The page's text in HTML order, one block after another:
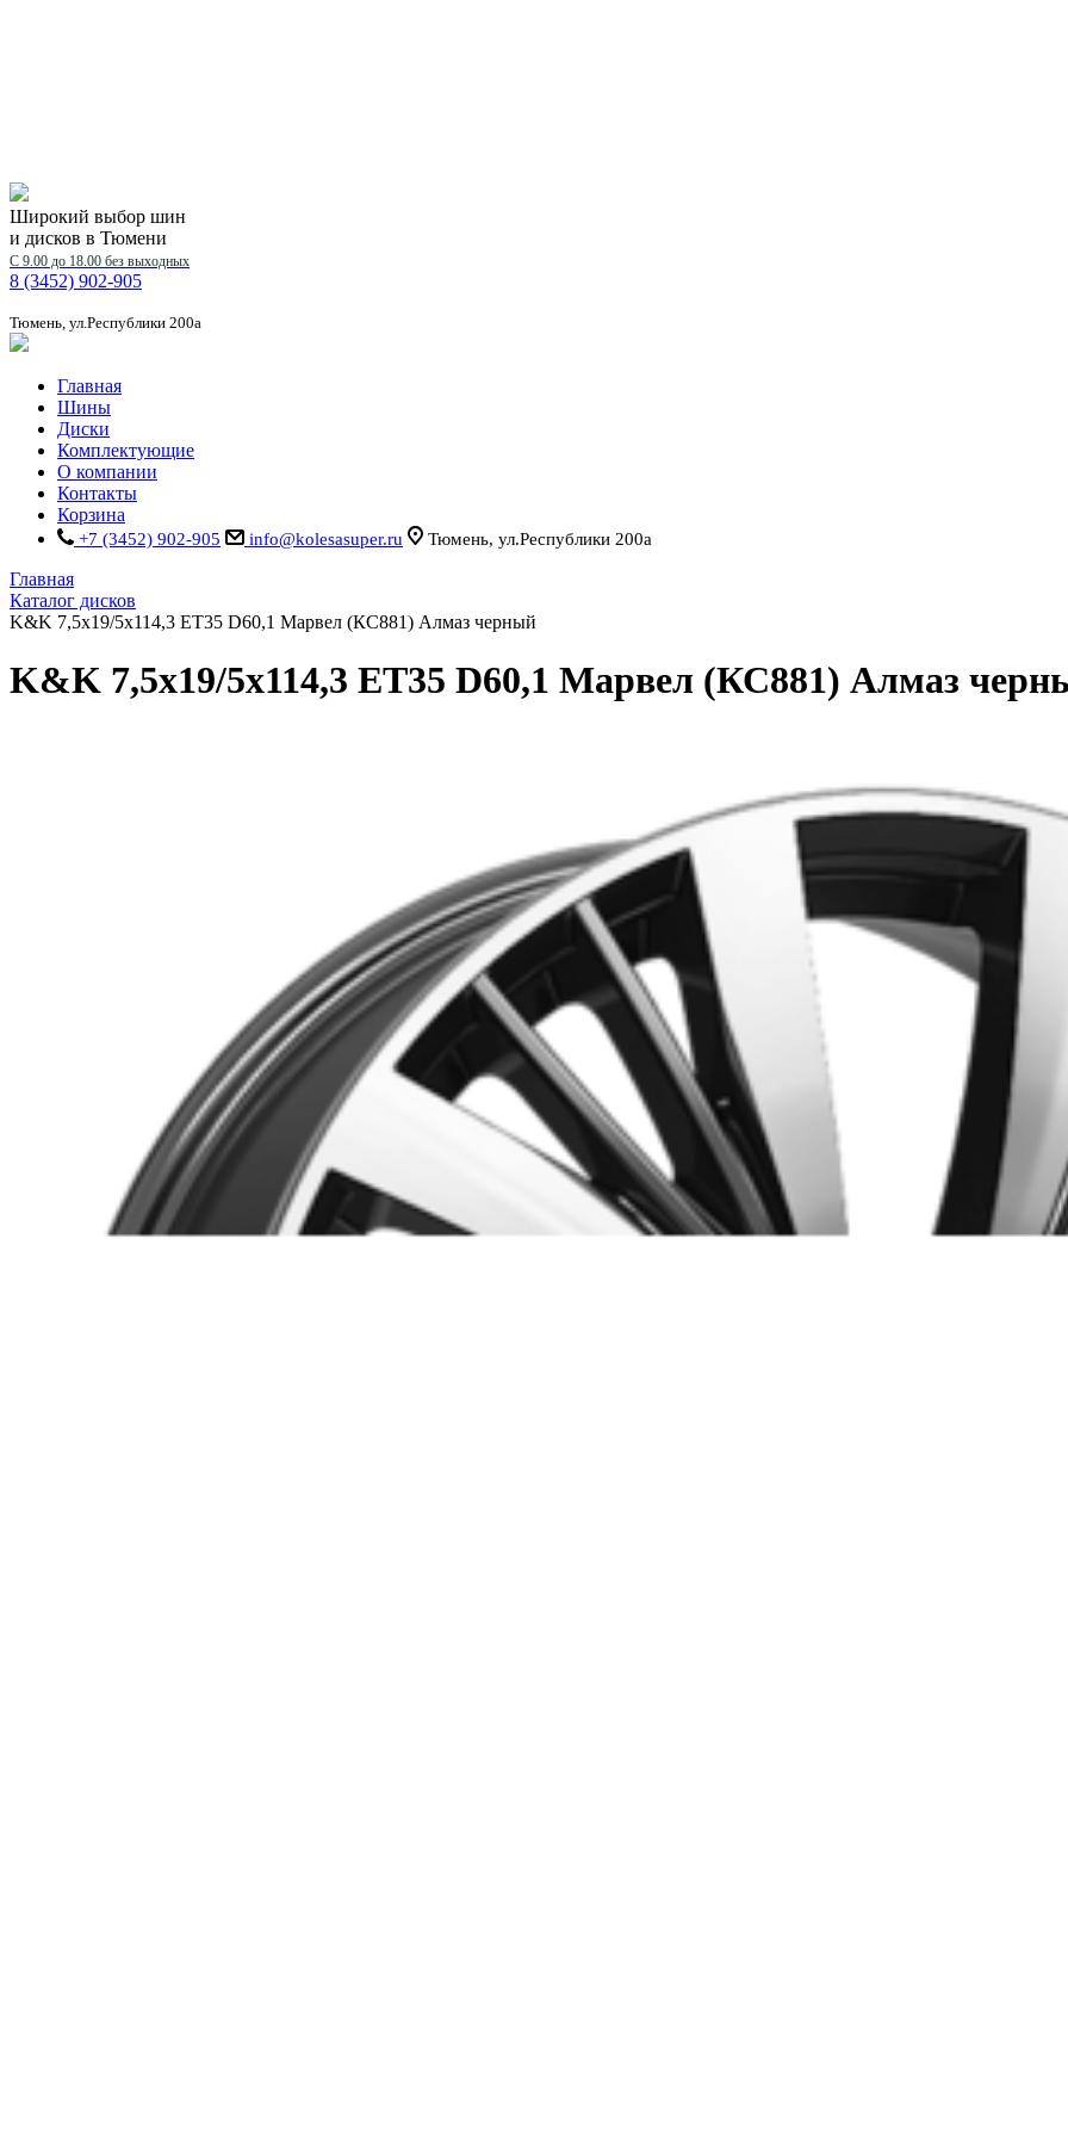
Широкий выбор шин
и дисков в Тюмени
С 9.00 до 18.00 без выходных
8 (3452) 902-905
Тюмень, ул.Республики 200а
Главная
Шины
Диски
Комплектующие
О компании
Контакты
Корзина
+7 (3452) 902-905 info@kolesasuper.ru Тюмень, ул.Республики 200а
Главная
Каталог дисков
K&K 7,5x19/5x114,3 ET35 D60,1 Марвел (КС881) Алмаз черный
K&K 7,5x19/5x114,3 ET35 D60,1 Марвел (КС881) Алмаз